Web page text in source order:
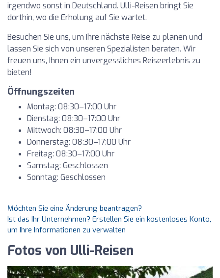
irgendwo sonst in Deutschland. Ulli-Reisen bringt Sie
dorthin, wo die Erholung auf Sie wartet.
Besuchen Sie uns, um Ihre nächste Reise zu planen und
lassen Sie sich von unseren Spezialisten beraten. Wir
freuen uns, Ihnen ein unvergessliches Reiseerlebnis zu
bieten!
Öffnungszeiten
Montag: 08:30–17:00 Uhr
Dienstag: 08:30–17:00 Uhr
Mittwoch: 08:30–17:00 Uhr
Donnerstag: 08:30–17:00 Uhr
Freitag: 08:30–17:00 Uhr
Samstag: Geschlossen
Sonntag: Geschlossen
Möchten Sie eine Änderung beantragen?
Ist das Ihr Unternehmen? Erstellen Sie ein kostenloses Konto,
um Ihre Informationen zu verwalten
Fotos von Ulli-Reisen